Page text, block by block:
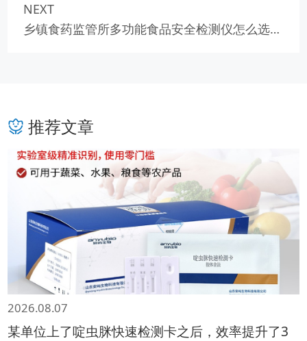
NEXT
乡镇食药监管所多功能食品安全检测仪怎么选更
推荐文章
2026.08.07
某单位上了啶虫脒快速检测卡之后，效率提升了3